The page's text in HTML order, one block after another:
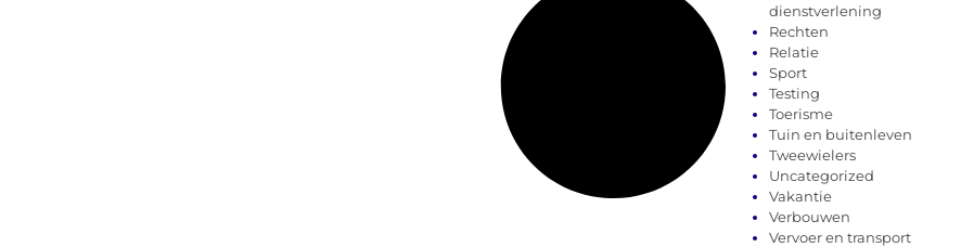
dienstverlening
Rechten
Relatie
Sport
Testing
Toerisme
Tuin en buitenleven
Tweewielers
Uncategorized
Vakantie
Verbouwen
Vervoer en transport